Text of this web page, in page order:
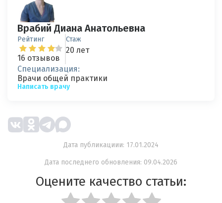
Врабий Диана Анатольевна
Рейтинг
16 отзывов
Стаж
20 лет
Специализация:
Врачи общей практики
Написать врачу
Дата публикациии: 17.01.2024
Дата последнего обновления: 09.04.2026
Оцените качество статьи: